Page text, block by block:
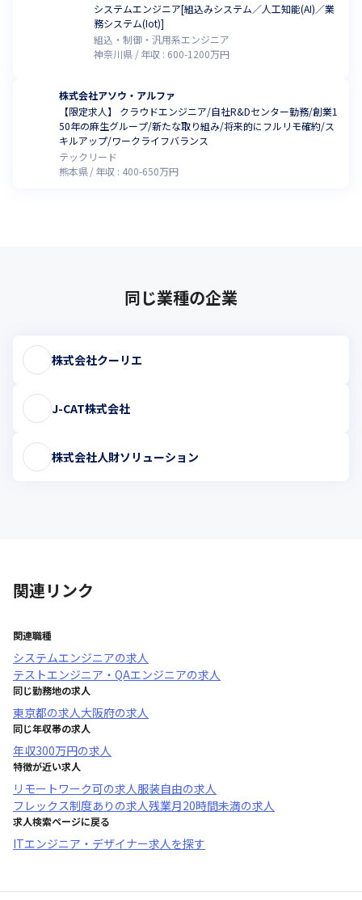
システムエンジニア[組込みシステム／人工知能(AI)／業
務システム(Iot)]
組込・制御・汎用系エンジニア
神奈川県
年収 : 600-1200万円
株式会社アソウ・アルファ
【限定求人】 クラウドエンジニア/自社R&Dセンター勤務/創業1
50年の麻生グループ/新たな取り組み/将来的にフルリモ確約/ス
キルアップ/ワークライフバランス
テックリード
熊本県
年収 : 400-650万円
同じ業種の企業
株式会社クーリエ
J-CAT株式会社
株式会社人財ソリューション
関連リンク
関連職種
システムエンジニアの求人
テストエンジニア・QAエンジニアの求人
同じ勤務地の求人
東京都の求人大阪府の求人
同じ年収帯の求人
年収300万円の求人
特徴が近い求人
リモートワーク可の求人服装自由の求人
フレックス制度あり の求人残業月20時間未満の求人
求人検索ページに戻る
ITエンジニア・デザイナー求人を探す